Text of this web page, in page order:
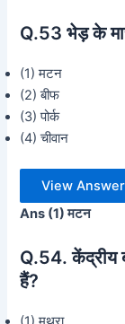
Q.53 भेड़ के
(1) मटन
(2) बीफ
(3) पोर्क
(4) चीवान
View Answer
Ans (1) मटन
Q.54. केंद्रीय
हैं?